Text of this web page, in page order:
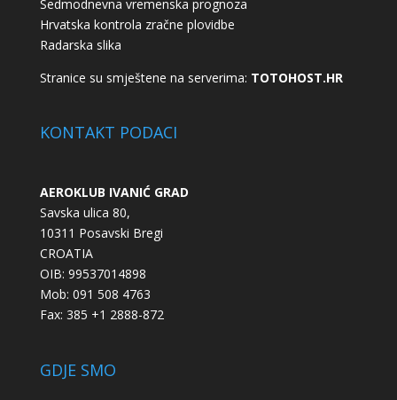
Sedmodnevna vremenska prognoza
Hrvatska kontrola zračne plovidbe
Radarska slika
Stranice su smještene na serverima: TOTOHOST.HR
KONTAKT PODACI
AEROKLUB IVANIĆ GRAD
Savska ulica 80,
10311 Posavski Bregi
CROATIA
OIB: 99537014898
Mob: 091 508 4763
Fax: 385 +1 2888-872
GDJE SMO